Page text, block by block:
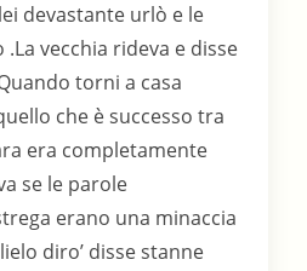
devastante urlò e le
vecchia rideva e disse
torni a casa
che è successo tra
era completamente
se le parole
erano una minaccia
diro’ disse stanne